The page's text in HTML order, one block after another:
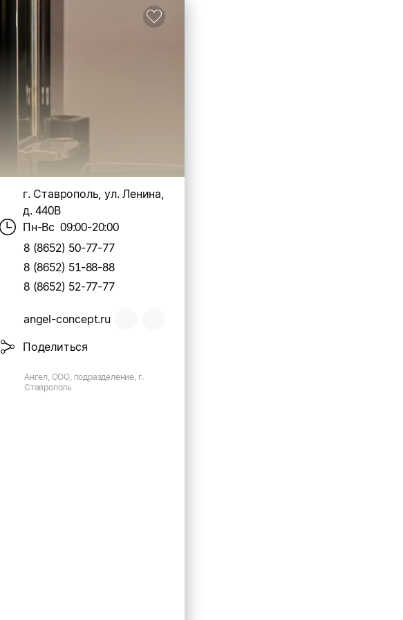
г. Ставрополь, ул. Ленина,
д. 440В
Пн-Вс 09:00-20:00
8 (8652) 50-77-77
8 (8652) 51-88-88
8 (8652) 52-77-77
angel-concept.ru
Поделиться
Ангел, ООО, подразделение, г.
Ставрополь